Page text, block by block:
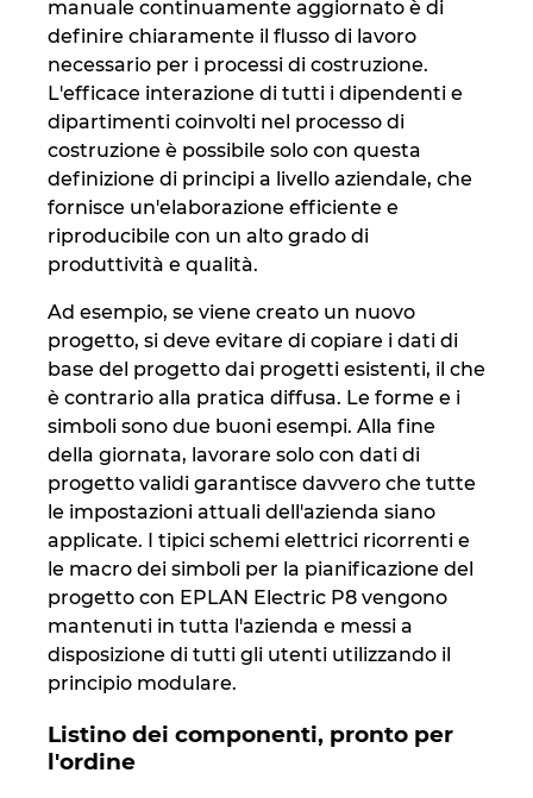
manuale continuamente aggiornato è di
definire chiaramente il flusso di lavoro
necessario per i processi di costruzione.
L'efficace interazione di tutti i dipendenti e
dipartimenti coinvolti nel processo di
costruzione è possibile solo con questa
definizione di principi a livello aziendale, che
fornisce un'elaborazione efficiente e
riproducibile con un alto grado di
produttività e qualità.
Ad esempio, se viene creato un nuovo
progetto, si deve evitare di copiare i dati di
base del progetto dai progetti esistenti, il che
è contrario alla pratica diffusa. Le forme e i
simboli sono due buoni esempi. Alla fine
della giornata, lavorare solo con dati di
progetto validi garantisce davvero che tutte
le impostazioni attuali dell'azienda siano
applicate. I tipici schemi elettrici ricorrenti e
le macro dei simboli per la pianificazione del
progetto con EPLAN Electric P8 vengono
mantenuti in tutta l'azienda e messi a
disposizione di tutti gli utenti utilizzando il
principio modulare.
Listino dei componenti, pronto per
l'ordine
Ukraine
United Arab Emirates
United Kingdom
United States